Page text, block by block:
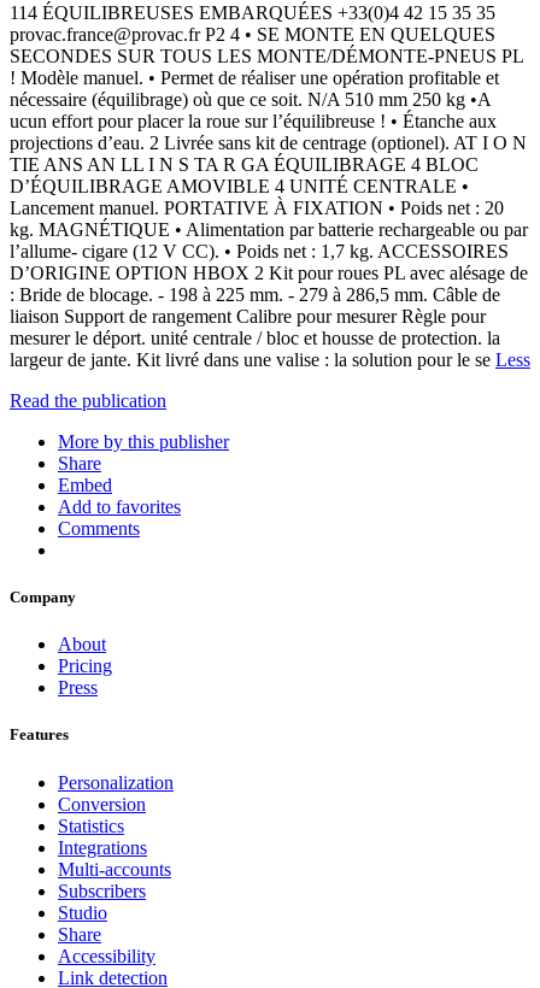
114 ÉQUILIBREUSES EMBARQUÉES +33(0)4 42 15 35 35
provac.france@provac.fr P2 4 • SE MONTE EN QUELQUES
SECONDES SUR TOUS LES MONTE/DÉMONTE-PNEUS PL
! Modèle manuel. • Permet de réaliser une opération profitable et
nécessaire (équilibrage) où que ce soit. N/A 510 mm 250 kg •A
ucun effort pour placer la roue sur l’équilibreuse ! • Étanche aux
projections d’eau. 2 Livrée sans kit de centrage (optionel). AT I O N
TIE ANS AN LL I N S TA R GA ÉQUILIBRAGE 4 BLOC
D’ÉQUILIBRAGE AMOVIBLE 4 UNITÉ CENTRALE •
Lancement manuel. PORTATIVE À FIXATION • Poids net : 20
kg. MAGNÉTIQUE • Alimentation par batterie rechargeable ou par
l’allume- cigare (12 V CC). • Poids net : 1,7 kg. ACCESSOIRES
D’ORIGINE OPTION HBOX 2 Kit pour roues PL avec alésage de
: Bride de blocage. - 198 à 225 mm. - 279 à 286,5 mm. Câble de
liaison Support de rangement Calibre pour mesurer Règle pour
mesurer le déport. unité centrale / bloc et housse de protection. la
largeur de jante. Kit livré dans une valise : la solution pour le se Less
Read the publication
More by this publisher
Share
Embed
Add to favorites
Comments
Company
About
Pricing
Press
Features
Personalization
Conversion
Statistics
Integrations
Multi-accounts
Subscribers
Studio
Share
Accessibility
Link detection